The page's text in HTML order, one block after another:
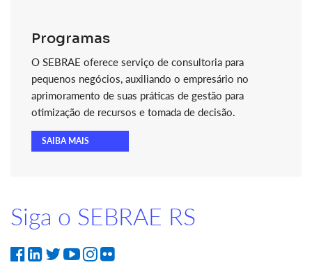
Programas
O SEBRAE oferece serviço de consultoria para
pequenos negócios, auxiliando o empresário no
aprimoramento de suas práticas de gestão para
otimização de recursos e tomada de decisão.
SAIBA MAIS
Siga o SEBRAE RS